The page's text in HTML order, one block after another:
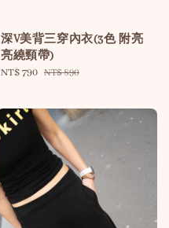
深V美背三穿內衣(3色 附亮
亮繞頸帶)
Sale
NT$ 790 Regular
NT$ 890